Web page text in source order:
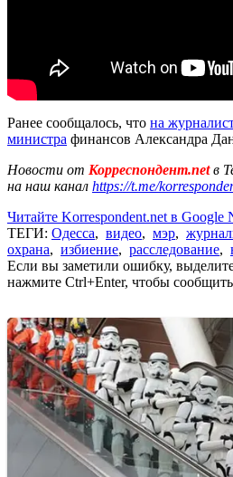
Ранее сообщалось, что на
министра финансов Александра
Новости от Корреспондент.netв
на наш канал https://t.me/
Читайте Korrespondent.net в Google
ТЕГИ: Одесса, видео, мэр,
охрана, избиение, расследование,
Если вы заметили ошибку,
нажмите Ctrl+Enter, чтобы